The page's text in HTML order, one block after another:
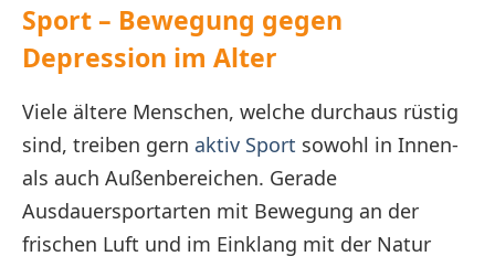
Sport – Bewegung gegen
Depression im Alter
Viele ältere Menschen, welche durchaus rüstig
sind, treiben gern aktiv Sport sowohl in Innen-
als auch Außenbereichen. Gerade
Ausdauersportarten mit Bewegung an der
frischen Luft und im Einklang mit der Natur